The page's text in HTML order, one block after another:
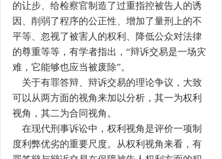
的让步、给检察官制造了过重指控被告人的诱
因、削弱了程序的公正性、增加了量刑上的不
平等、忽视了被害人的权利、降低公众对法律
的尊重等等，有学者指出，“辩诉交易是一场灾
难，它能够也应当被废除”。
关于有罪答辩、辩诉交易的理论争议，大致
可以从两方面的视角来加以分析，其一为权利
视角，其二为合同视角。
在现代刑事诉讼中，权利视角是评价一项制
度利弊优劣的重要尺度。从权利视角来看，有